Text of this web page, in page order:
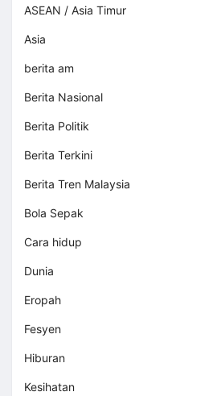
ASEAN / Asia Timur
Asia
berita am
Berita Nasional
Berita Politik
Berita Terkini
Berita Tren Malaysia
Bola Sepak
Cara hidup
Dunia
Eropah
Fesyen
Hiburan
Kesihatan